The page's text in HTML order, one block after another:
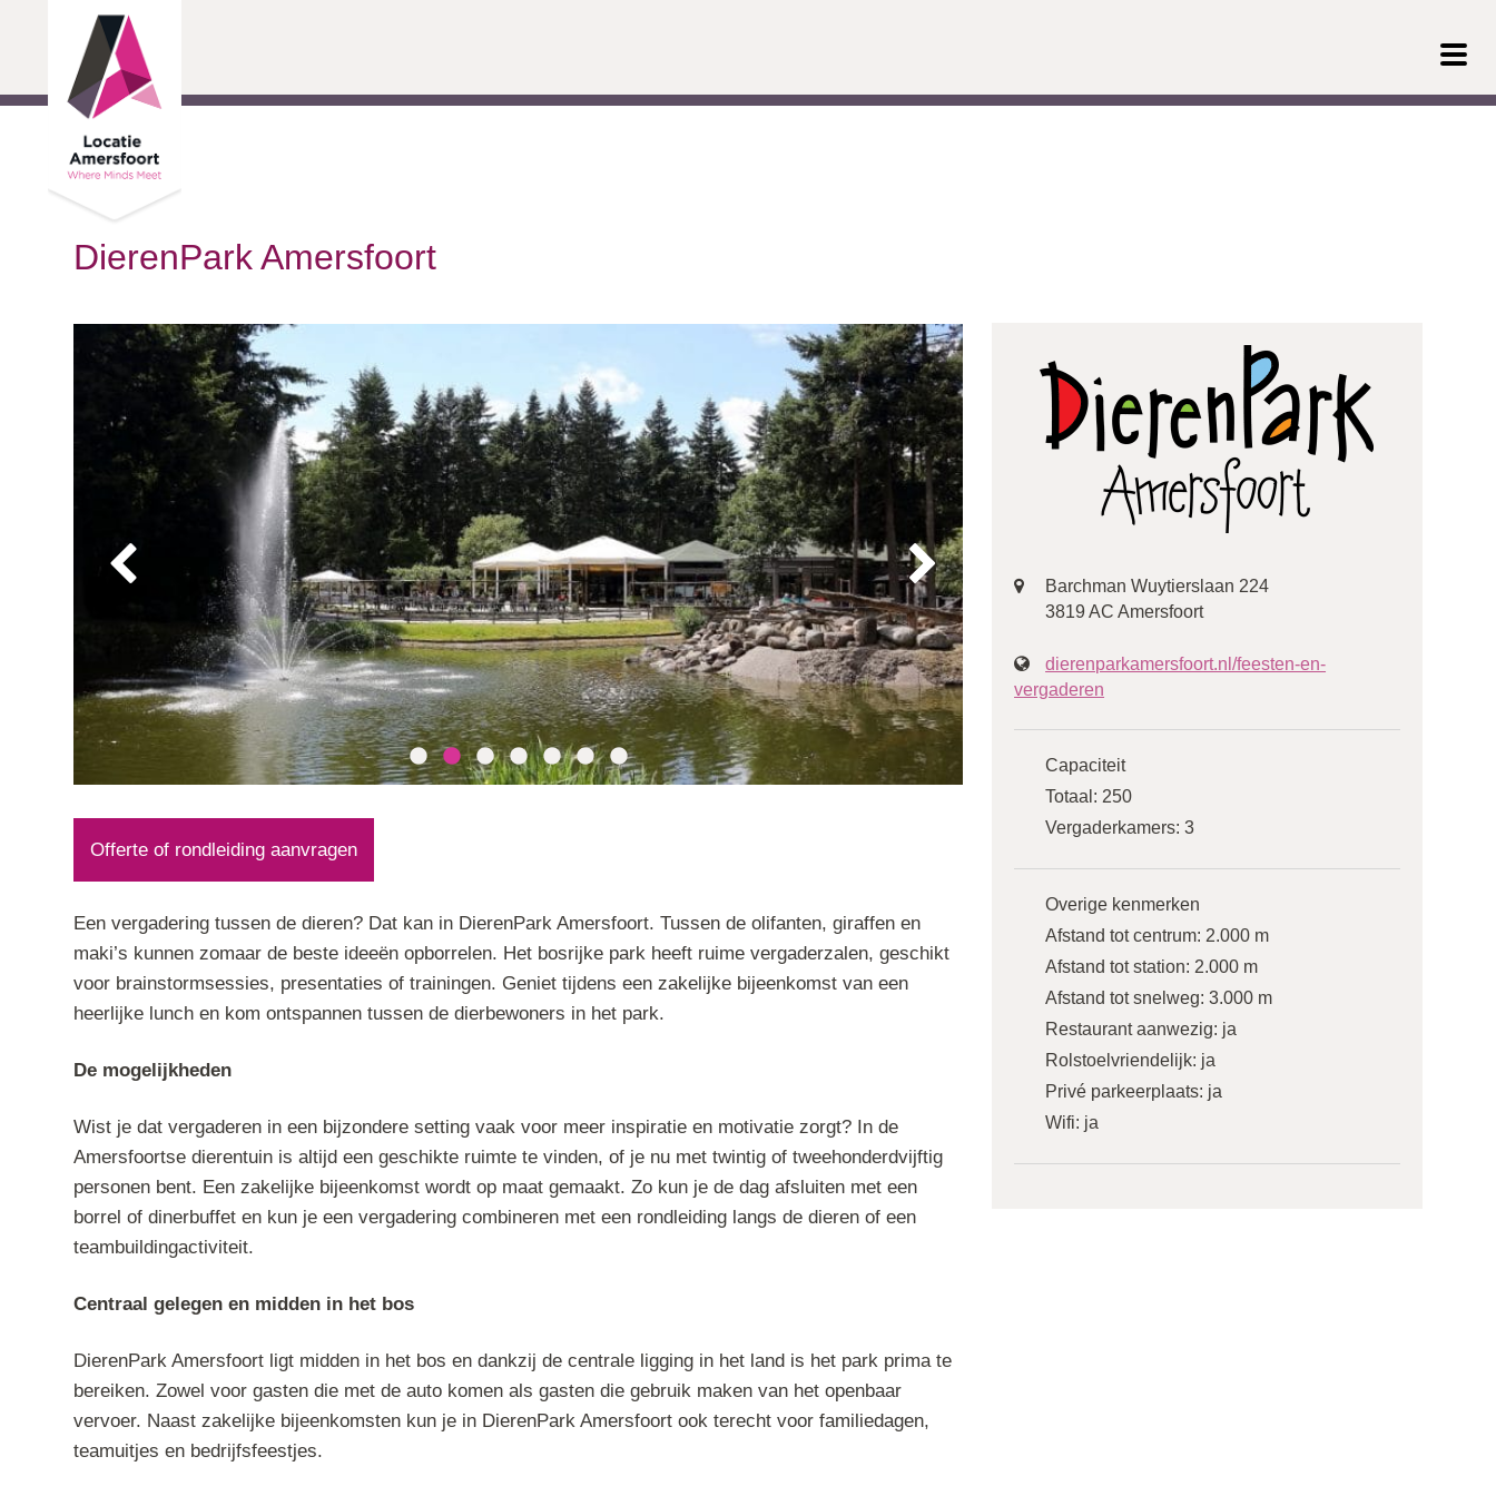
Ga door naar inhoud
DierenPark Amersfoort
Offerte of rondleiding aanvragen
Een vergadering tussen de dieren? Dat kan in DierenPark Amersfoort. Tussen de olifanten, giraffen en
maki’s kunnen zomaar de beste ideeën opborrelen. Het bosrijke park heeft ruime vergaderzalen, geschikt
voor brainstormsessies, presentaties of trainingen. Geniet tijdens een zakelijke bijeenkomst van een
heerlijke lunch en kom ontspannen tussen de dierbewoners in het park.
De mogelijkheden
Wist je dat vergaderen in een bijzondere setting vaak voor meer inspiratie en motivatie zorgt? In de
Amersfoortse dierentuin is altijd een geschikte ruimte te vinden, of je nu met twintig of tweehonderdvijftig
personen bent. Een zakelijke bijeenkomst wordt op maat gemaakt. Zo kun je de dag afsluiten met een
borrel of dinerbuffet en kun je een vergadering combineren met een rondleiding langs de dieren of een
teambuildingactiviteit.
Centraal gelegen en midden in het bos
DierenPark Amersfoort ligt midden in het bos en dankzij de centrale ligging in het land is het park prima te
bereiken. Zowel voor gasten die met de auto komen als gasten die gebruik maken van het openbaar
vervoer. Naast zakelijke bijeenkomsten kun je in DierenPark Amersfoort ook terecht voor familiedagen,
teamuitjes en bedrijfsfeestjes.
Barchman Wuytierslaan 224
3819 AC Amersfoort
dierenparkamersfoort.nl/feesten-en-
vergaderen
Capaciteit
Totaal: 250
Vergaderkamers: 3
Overige kenmerken
Afstand tot centrum: 2.000 m
Afstand tot station: 2.000 m
Afstand tot snelweg: 3.000 m
Restaurant aanwezig: ja
Rolstoelvriendelijk: ja
Privé parkeerplaats: ja
Wifi: ja